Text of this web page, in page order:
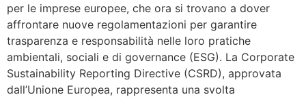
per le imprese europee, che ora si trovano a dover
affrontare nuove regolamentazioni per garantire
trasparenza e responsabilità nelle loro pratiche
ambientali, sociali e di governance (ESG). La Corporate
Sustainability Reporting Directive (CSRD), approvata
dall’Unione Europea, rappresenta una svolta